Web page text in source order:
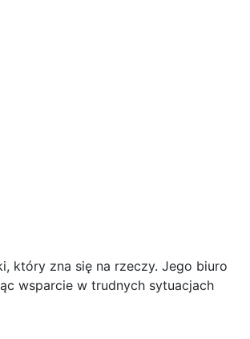
który zna się na rzeczy. Jego biuro
wsparcie w trudnych sytuacjach